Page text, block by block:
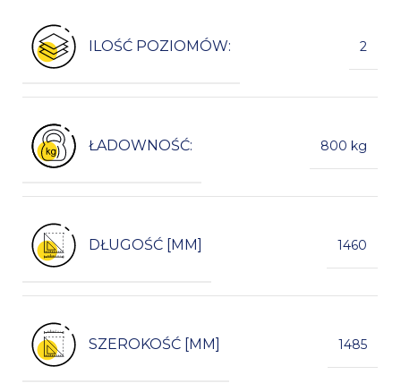
ILOŚĆ POZIOMÓW: 2
ŁADOWNOŚĆ: 800 kg
DŁUGOŚĆ [MM] 1460
SZEROKOŚĆ [MM] 1485